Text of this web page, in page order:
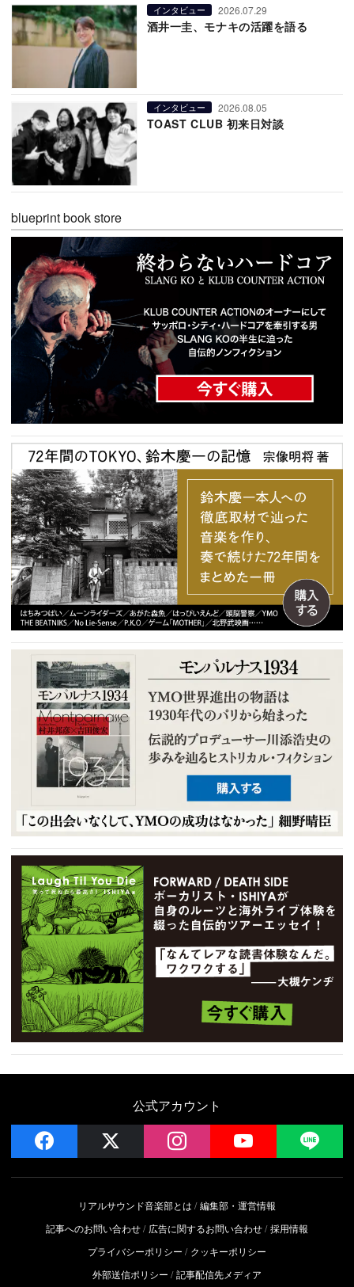
インタビュー 2026.07.29
酒井一圭、モナキの活躍を語る
インタビュー 2026.08.05
TOAST CLUB 初来日対談
blueprint book store
公式アカウント
facebook instagram YouTube
リアルサウンド音楽部とは
編集部・運営情報
記事へのお問い合わせ
広告に関するお問い合わせ 採用情報
プライバシーポリシー
クッキーポリシー
外部送信ポリシー
記事配信先メディア